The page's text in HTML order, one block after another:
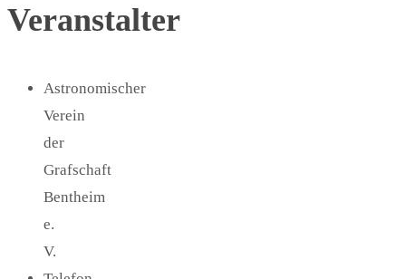
Veranstalter
Astronomischer
Verein
der
Grafschaft
Bentheim
e.
V.